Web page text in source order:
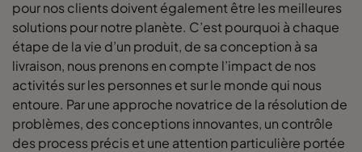
0160 592x592x520-10 ePM1 60% F7
0160 592x490x520-10 ePM1 60% F7
0160 490x592x520-8 ePM1 60% F7
pour nos clients doivent également être les meilleures
solutions pour notre planète. C’est pourquoi à chaque
étape de la vie d’un produit, de sa conception à sa
livraison, nous prenons en compte l’impact de nos
activités sur les personnes et sur le monde qui nous
entoure. Par une approche novatrice de la résolution de
problèmes, des conceptions innovantes, un contrôle
des process précis et une attention particulière portée